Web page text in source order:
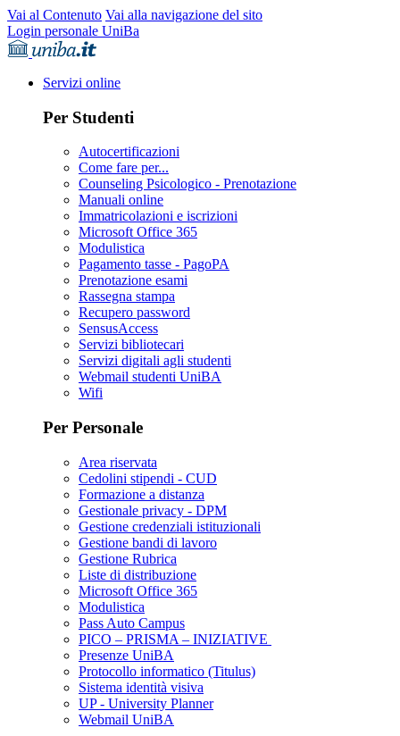
Vai al Contenuto Vai alla navigazione del sito
Login personale UniBa
Servizi online
Per Studenti
Autocertificazioni
Come fare per...
Counseling Psicologico - Prenotazione
Manuali online
Immatricolazioni e iscrizioni
Microsoft Office 365
Modulistica
Pagamento tasse - PagoPA
Prenotazione esami
Rassegna stampa
Recupero password
SensusAccess
Servizi bibliotecari
Servizi digitali agli studenti
Webmail studenti UniBA
Wifi
Per Personale
Area riservata
Cedolini stipendi - CUD
Formazione a distanza
Gestionale privacy - DPM
Gestione credenziali istituzionali
Gestione bandi di lavoro
Gestione Rubrica
Liste di distribuzione
Microsoft Office 365
Modulistica
Pass Auto Campus
PICO – PRISMA – INIZIATIVE
Presenze UniBA
Protocollo informatico (Titulus)
Sistema identità visiva
UP - University Planner
Webmail UniBA